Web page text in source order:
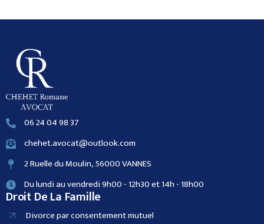
06 24 04 98 37
chehet.avocat@outlook.com
2 Ruelle du Moulin, 56000 VANNES
Du lundi au vendredi 9h00 - 12h30 et 14h - 18h00
Droit De La Famille
Divorce par consentement mutuel